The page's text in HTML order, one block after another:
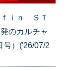
ｆｉｎ ＳＴ
のカルチャ
号）('26/07/2